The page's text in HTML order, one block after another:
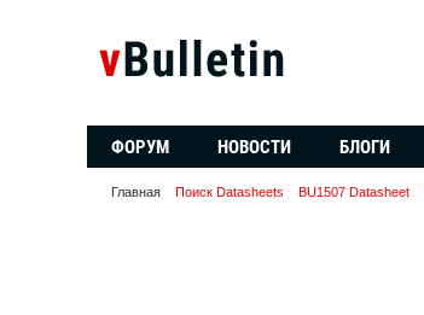
ФОРУМ НОВОСТИ БЛОГИ
Главная Поиск Datasheets BU1507 Datasheet